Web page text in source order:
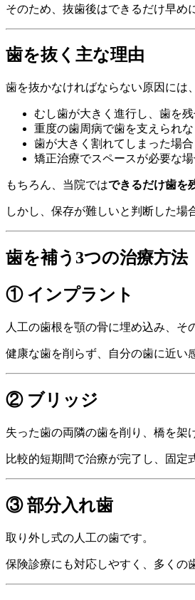
そのため、抜歯後はできるだけ早め
歯を抜く主な理由
歯を抜かなければならない原因には
むし歯が大きく進行し、歯を
重度の歯周病で歯を支えられ
歯が大きく割れてしまった場合
矯正治療でスペースが必要な場
もちろん、当院ではできるだけ歯を
しかし、保存が難しいと判断した場
歯を補う3つの治療方法
① インプラント
人工の歯根を顎の骨に埋め込み、そ
健康な歯を削らず、自分の歯に近い
② ブリッジ
失った歯の両隣の歯を削り、橋を架
比較的短期間で治療が完了し、固定
③ 部分入れ歯
取り外し式の人工の歯です。
保険診療にも対応しやすく、多くの